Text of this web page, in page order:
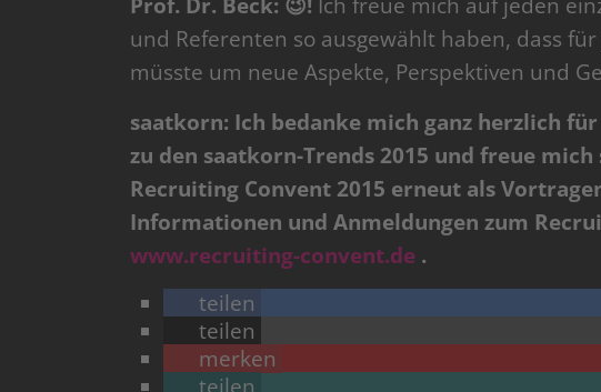
Prof. Dr. Beck: 😉! Ich freue mich auf jeden
und Referenten so ausgewählt haben, dass
müsste um neue Aspekte, Perspektiven und
saatkorn: Ich bedanke mich ganz herzlich
zu den saatkorn-Trends 2015 und freue
Recruiting Convent 2015 erneut als
Informationen und Anmeldungen zum
www.recruiting-convent.de .
teilen
teilen
merken